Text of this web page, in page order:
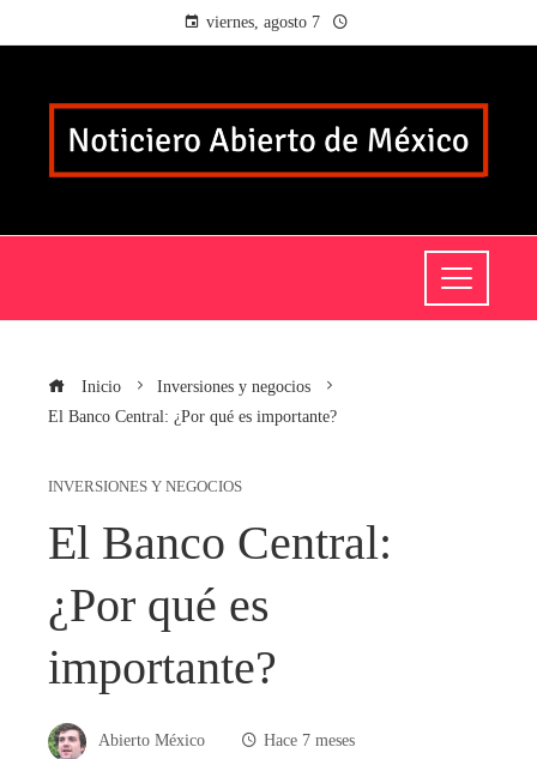
viernes, agosto 7
Inicio
Inversiones y negocios
El Banco Central: ¿Por qué es importante?
INVERSIONES Y NEGOCIOS
El Banco Central:
¿Por qué es
importante?
Abierto México Hace 7 meses